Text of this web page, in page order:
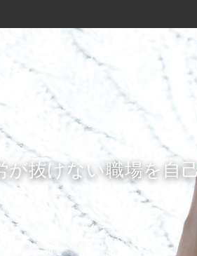
が抜けない職場を自